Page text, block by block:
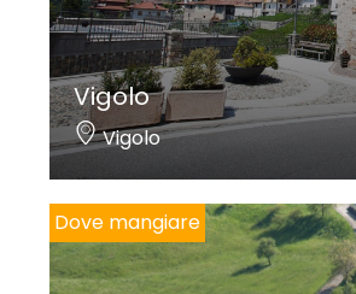
Vigolo
Vigolo
Dove mangiare